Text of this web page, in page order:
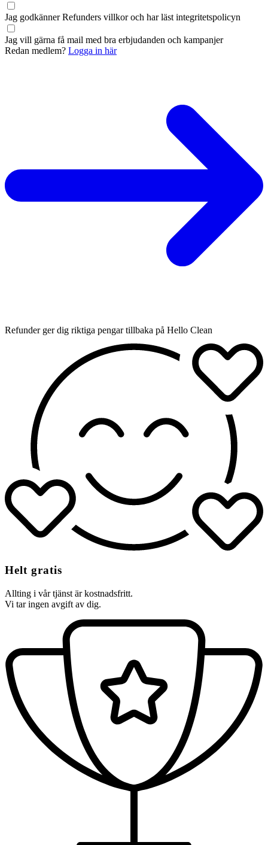
Jag godkänner Refunders villkoroch har läst integritetspolicyn
Jag vill gärna få mail med bra erbjudanden och kampanjer
Redan medlem? Logga in här
Refunder ger dig riktiga pengar tillbaka på Hello Clean
Helt gratis
Allting i vår tjänst är kostnadsfritt.
Vi tar ingen avgift av dig.